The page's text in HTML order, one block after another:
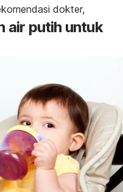
dokter,
air putih untuk